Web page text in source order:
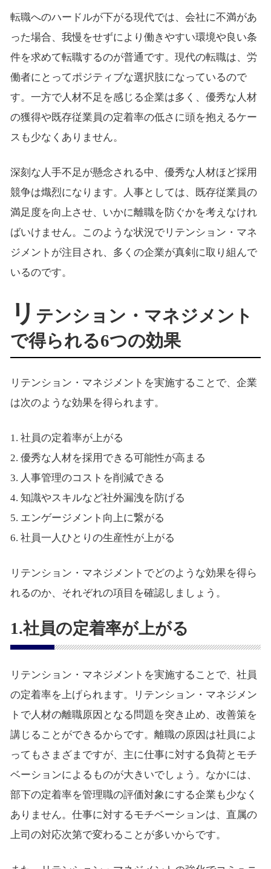
転職へのハードルが下がる現代では、会社に不満があ
った場合、我慢をせずにより働きやすい環境や良い条
件を求めて転職するのが普通です。現代の転職は、労
働者にとってポジティブな選択肢になっているので
す。一方で人材不足を感じる企業は多く、優秀な人材
の獲得や既存従業員の定着率の低さに頭を抱えるケー
スも少なくありません。
深刻な人手不足が懸念される中、優秀な人材ほど採用
競争は熾烈になります。人事としては、既存従業員の
満足度を向上させ、いかに離職を防ぐかを考えなけれ
ばいけません。このような状況でリテンション・マネ
ジメントが注目され、多くの企業が真剣に取り組んで
いるのです。
リ テンション・マネジメント
で得られる6つの効果
リテンション・マネジメントを実施することで、企業
は次のような効果を得られます。
1. 社員の定着率が上がる
2. 優秀な人材を採用できる可能性が高まる
3. 人事管理のコストを削減できる
4. 知識やスキルなど社外漏洩を防げる
5. エンゲージメント向上に繋がる
6. 社員一人ひとりの生産性が上がる
リテンション・マネジメントでどのような効果を得ら
れるのか、それぞれの項目を確認しましょう。
1.社員の定着率が上がる
リテンション・マネジメントを実施することで、社員
の定着率を上げられます。リテンション・マネジメン
トで人材の離職原因となる問題を突き止め、改善策を
講じることができるからです。離職の原因は社員によ
ってもさまざまですが、主に仕事に対する負荷とモチ
ベーションによるものが大きいでしょう。なかには、
部下の定着率を管理職の評価対象にする企業も少なく
ありません。仕事に対するモチベーションは、直属の
上司の対応次第で変わることが多いからです。